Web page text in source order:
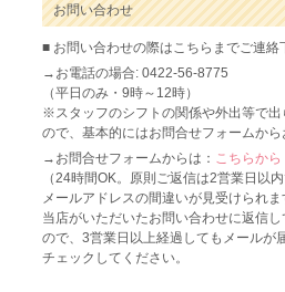
お問い合わせ
■ お問い合わせの際はこちらまでご連絡
→お電話の場合: 0422-56-8775
（平日のみ・9時～12時）
※スタッフのシフトの関係や外出等で
ので、基本的にはお問合せフォームから
→お問合せフォームからは： こちらから
（24時間OK。原則ご返信は2営業日以内
メールアドレスの間違いが見受けられま
当店がいただいたお問い合わせに返信
ので、3営業日以上経過してもメールが
チェックしてください。